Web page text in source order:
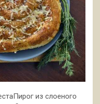
из слоеного